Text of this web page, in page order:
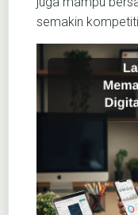
semakin